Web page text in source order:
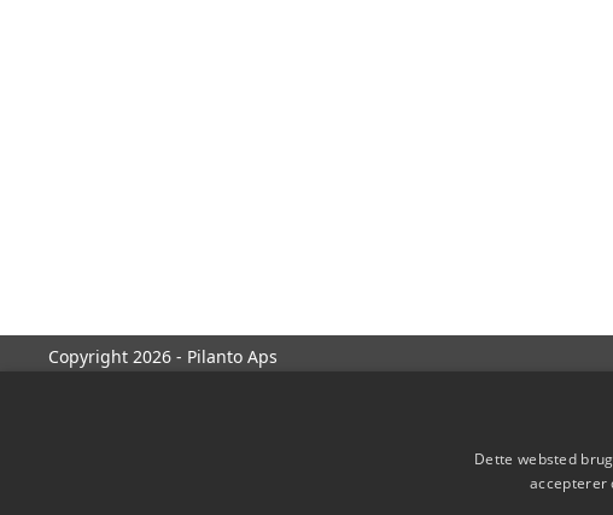
Copyright 2026 - Pilanto Aps
Dette websted
accepterer